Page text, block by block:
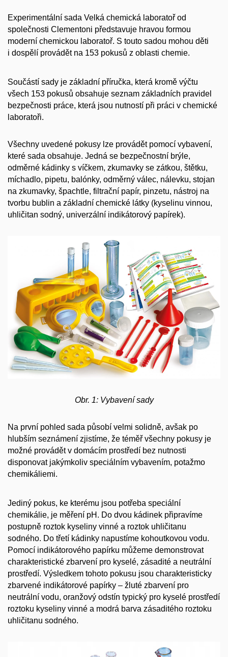
Experimentální sada Velká chemická laboratoř od
společnosti Clementoni představuje hravou formou
moderní chemickou laboratoř. S touto sadou mohou děti
i dospělí provádět na 153 pokusů z oblasti chemie.
Součástí sady je základní příručka, která kromě výčtu
všech 153 pokusů obsahuje seznam základních pravidel
bezpečnosti práce, která jsou nutností při práci v chemické
laboratoři.
Všechny uvedené pokusy lze provádět pomocí vybavení,
které sada obsahuje. Jedná se bezpečnostní brýle,
odměrné kádinky s víčkem, zkumavky se zátkou, štětku,
míchadlo, pipetu, balónky, odměrný válec, nálevku, stojan
na zkumavky, špachtle, filtrační papír, pinzetu, nástroj na
tvorbu bublin a základní chemické látky (kyselinu vinnou,
uhličitan sodný, univerzální indikátorový papírek).
Obr. 1: Vybavení sady
Na první pohled sada působí velmi solidně, avšak po
hlubším seznámení zjistíme, že téměř všechny pokusy je
možné provádět v domácím prostředí bez nutnosti
disponovat jakýmkoliv speciálním vybavením, potažmo
chemikáliemi.
Jediný pokus, ke kterému jsou potřeba speciální
chemikálie, je měření pH. Do dvou kádinek připravíme
postupně roztok kyseliny vinné a roztok uhličitanu
sodného. Do třetí kádinky napustíme kohoutkovou vodu.
Pomocí indikátorového papírku můžeme demonstrovat
charakteristické zbarvení pro kyselé, zásadité a neutrální
prostředí. Výsledkem tohoto pokusu jsou charakteristicky
zbarvené indikátorové papírky – žluté zbarvení pro
neutrální vodu, oranžový odstín typický pro kyselé prostředí
roztoku kyseliny vinné a modrá barva zásaditého roztoku
uhličitanu sodného.